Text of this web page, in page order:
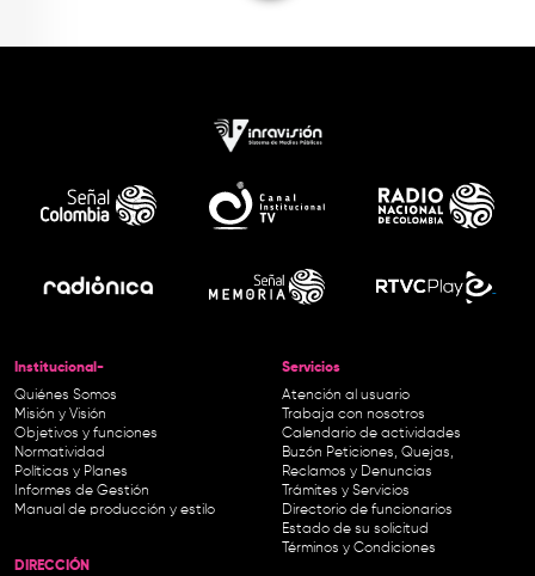
Institucional-
Quiénes Somos
Misión y Visión
Objetivos y funciones
Normatividad
Políticas y Planes
Informes de Gestión
Manual de producción y estilo
Servicios
Atención al usuario
Trabaja con nosotros
Calendario de actividades
Buzón Peticiones, Quejas,
Reclamos y Denuncias
Trámites y Servicios
Directorio de funcionarios
Estado de su solicitud
Términos y Condiciones
DIRECCIÓN